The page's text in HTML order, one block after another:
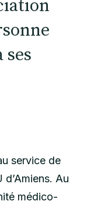
ses
service de
Au
médico-